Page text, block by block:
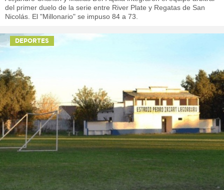
del primer duelo de la serie entre River Plate y Regatas de San
Nicolás. El "Millonario" se impuso 84 a 73.
DEPORTES